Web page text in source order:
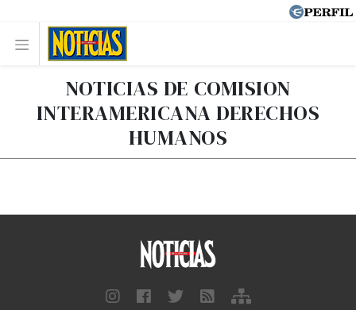
NOTICIAS DE COMISION
INTERAMERICANA DERECHOS
HUMANOS